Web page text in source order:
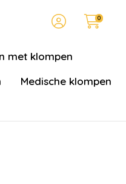
0
met klompen
Medische klompen